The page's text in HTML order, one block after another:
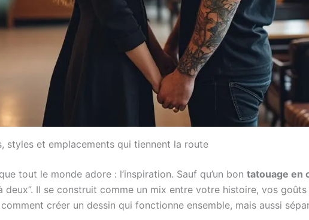
styles et emplacements qui tiennent la route
tout le monde adore : l’inspiration. Sauf qu’un bon tatouage en
deux”. Il se construit comme un mix entre votre histoire, vos
créer un dessin qui fonctionne ensemble, mais aussi